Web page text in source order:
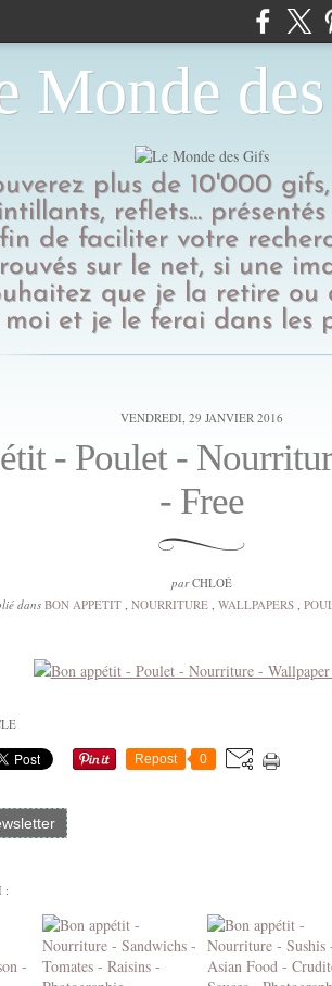
Monde
plus de 10'000
reflets...
de faciliter votre
sur le net, si une
que je la retire ou
et je le ferai dans les
VENDREDI, 29 JANVIER 2016
- Poulet -
- Free
parCHLOÉ
dans BON APPETIT , NOURRITURE , WALLPAPERS ,
Repost 0
: